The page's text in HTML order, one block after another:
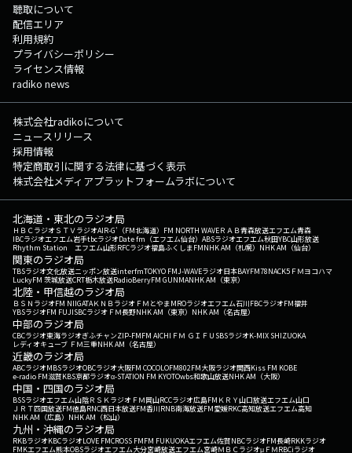
聴取について
配信エリア
利用規約
プライバシーポリシー
ライセンス情報
radiko news
株式会社radikoについて
ニュースリリース
採用情報
特定商取引に関する法律に基づく表示
株式会社メディアプラットフォームラボについて
北海道・東北のラジオ局
ＨＢＣラジオＳＴＶラジオAIR-G'（FM北海道） FM NORTH WAVEＲＡＢ青森放送エフエム青森
IBCラジオエフエム岩手tbcラジオDate fm（エフエム仙台） ABSラジオエフエム秋田YBC山形放送
Rhythm Station エフエム山形RFCラジオ福島ふくしまFMNHK AM（札幌） NHK AM（仙台）
関東のラジオ局
TBSラジオ文化放送ニッポン放送interfmTOKYO FMJ-WAVEラジオ日本BAYFM78NACK5 ＦＭヨコハマ
LuckyFM 茨城放送CRT栃木放送RadioBerryFM GUNMANHK AM（東京）
北陸・甲信越のラジオ局
ＢＳＮラジオFM NIIGATAＫＮＢラジオ ＦＭとやまMROラジオエフエム石川FBCラジオFM福井
YBSラジオFM FUJISBCラジオ ＦＭ長野NHK AM（東京） NHK AM（名古屋）
中部のラジオ局
CBCラジオ東海ラジオぎふチャンZIP-FMFM AICHI ＦＭ ＧＩＦＵ SBSラジオK-MIX SHIZUOKA
レディオキューブ ＦＭ三重NHK AM（名古屋）
近畿のラジオ局
ABCラジオMBSラジオOBCラジオ大阪FM COCOLOFM802FM大阪ラジオ関西Kiss FM KOBE
e-radio FM滋賀KBS京都ラジオα-STATION FM KYOTOwbs和歌山放送NHK AM（大阪）
中国・四国のラジオ局
BSSラジオエフエム山陰ＲＳＫラジオ ＦＭ岡山RCCラジオ広島FM ＫＲＹ山口放送エフエム山口
ＪＲＴ四国放送FM徳島RNC西日本放送FM香川RNB南海放送FM愛媛RKC高知放送エフエム高知
NHK AM（広島） NHK AM（松山）
九州・沖縄のラジオ局
RKBラジオKBCラジオLOVE FMCROSS FMFM FUKUOKAエフエム佐賀NBCラジオFM長崎RKKラジオ
FMKエフエム熊本OBSラジオエフエム大分宮崎放送エフエム宮崎ＭＢＣラジオμＦＭRBCiラジオ